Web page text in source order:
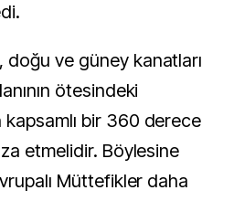
doğu ve güney kanatları
ötesindeki
kapsamlı bir 360 derece
etmelidir. Böylesine
Müttefikler daha